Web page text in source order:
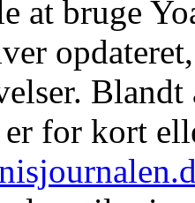
at bruge
for kort